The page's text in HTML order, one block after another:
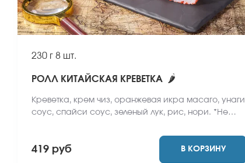
230 г 8 шт.
РОЛЛ КИТАЙСКАЯ КРЕВЕТКА 🌶
Креветка, крем чиз, оранжевая икра масаго, унаги
соус, спайси соус, зеленый лук, рис, нори. *Не
Они не входят в стоимость заказа. *Внешний вид
блюда может отличаться от фото на сайте.
419 руб В КОРЗИНУ